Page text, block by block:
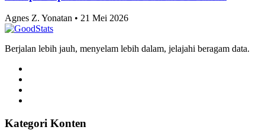
Artikel Terbaru
Komoditas
Usai ASEAN Championship 2026, Timnas
Indonesia Siap Berlaga di FIFA ASEAN Cup 2026
pada September Mendatang
Tri Candra • 21 Mei 2026